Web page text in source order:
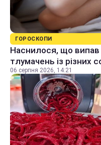
ГОРОСКОПИ
Наснилося, що випав
тлумачень із різних
06 серпня 2026, 14:21